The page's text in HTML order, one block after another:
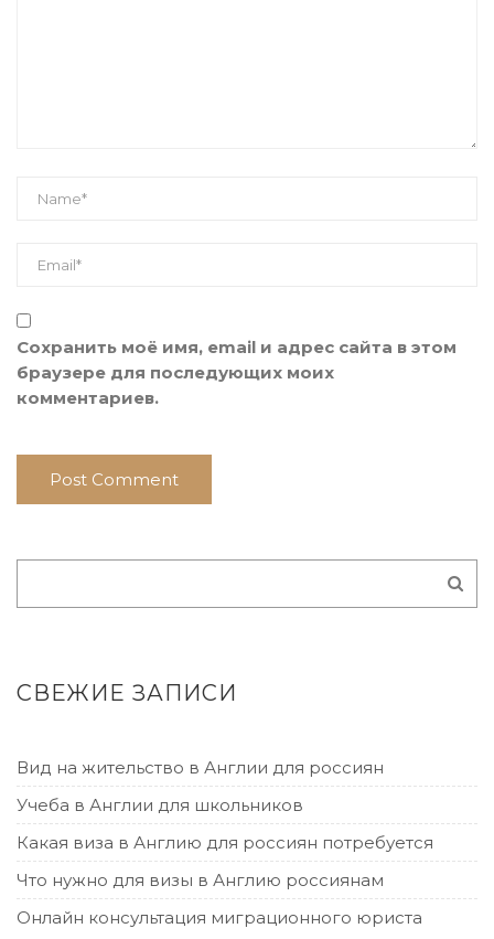
Сохранить моё имя, email и адрес сайта в этом
браузере для последующих моих
комментариев.
СВЕЖИЕ ЗАПИСИ
Вид на жительство в Англии для россиян
Учеба в Англии для школьников
Какая виза в Англию для россиян потребуется
Что нужно для визы в Англию россиянам
Онлайн консультация миграционного юриста